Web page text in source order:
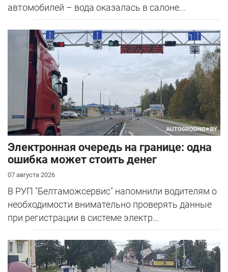
автомобилей – вода оказалась в салоне...
Электронная очередь на границе: одна
ошибка может стоить денег
07 августа 2026
В РУП "Белтаможсервис" напомнили водителям о
необходимости внимательно проверять данные
при регистрации в системе электр...